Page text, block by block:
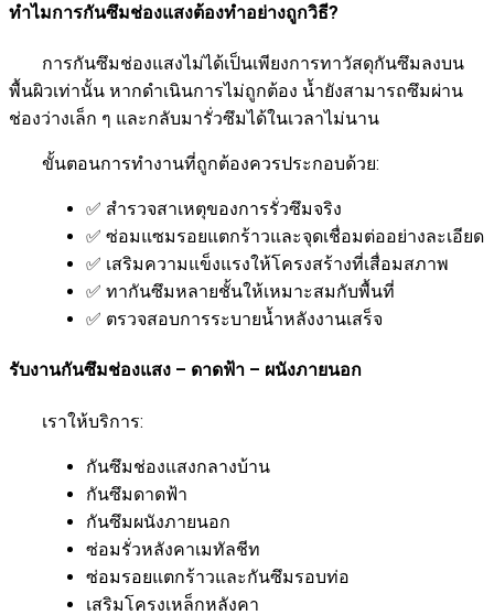
ทำไมการกันซึมช่องแสงต้องทำอย่างถูกวิธี?
การกันซึมช่องแสงไม่ได้เป็นเพียงการทาวัสดุกันซึมลงบน
พื้นผิวเท่านั้น หากดำเนินการไม่ถูกต้อง น้ำยังสามารถซึมผ่าน
ช่องว่างเล็ก ๆ และกลับมารั่วซึมได้ในเวลาไม่นาน
ขั้นตอนการทำงานที่ถูกต้องควรประกอบด้วย:
✅ สำรวจสาเหตุของการรั่วซึมจริง
✅ ซ่อมแซมรอยแตกร้าวและจุดเชื่อมต่ออย่างละเอียด
✅ เสริมความแข็งแรงให้โครงสร้างที่เสื่อมสภาพ
✅ ทากันซึมหลายชั้นให้เหมาะสมกับพื้นที่
✅ ตรวจสอบการระบายน้ำหลังงานเสร็จ
รับงานกันซึมช่องแสง – ดาดฟ้า – ผนังภายนอก
เราให้บริการ:
กันซึมช่องแสงกลางบ้าน
กันซึมดาดฟ้า
กันซึมผนังภายนอก
ซ่อมรั่วหลังคาเมทัลชีท
ซ่อมรอยแตกร้าวและกันซึมรอบท่อ
เสริมโครงเหล็กหลังคา